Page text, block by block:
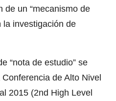
de un “mecanismo de
la investigación de
“nota de estudio” se
de Alto Nivel
2015 (2nd High Level